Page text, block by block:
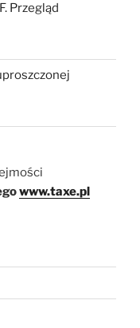
Przegląd
www.taxe.pl